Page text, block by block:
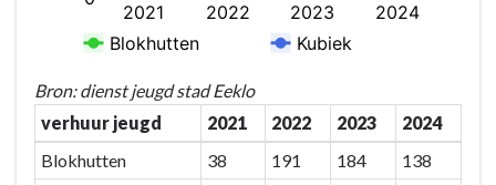
zijn
Bron: dienst jeugd stad Eeklo
verhuur jeugd
2021 2022 2023
2024
Blokhutten
38 191 184
138